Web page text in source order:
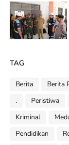
TAG
Berita Berita
.
Peristiwa
Kriminal
Pendidikan